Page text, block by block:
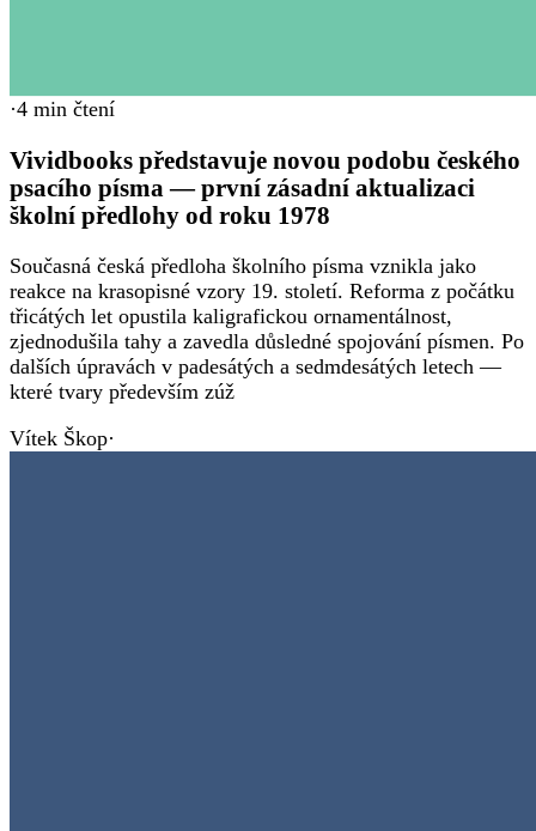
·4 min čtení
Vividbooks představuje novou podobu českého
psacího písma — první zásadní aktualizaci
školní předlohy od roku 1978
Současná česká předloha školního písma vznikla jako
reakce na krasopisné vzory 19. století. Reforma z počátku
třicátých let opustila kaligrafickou ornamentálnost,
zjednodušila tahy a zavedla důsledné spojování písmen. Po
dalších úpravách v padesátých a sedmdesátých letech —
které tvary především zúž
Vítek Škop·